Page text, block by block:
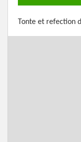
Tonte et refection